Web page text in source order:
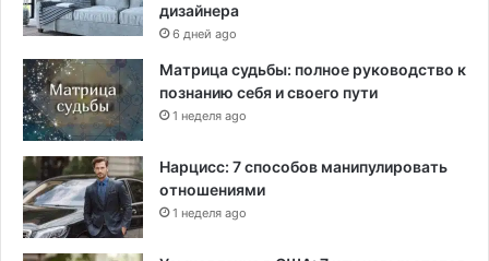
дизайнера
6 дней ago
Матрица судьбы: полное руководство к
познанию себя и своего пути
1 неделя ago
Нарцисс: 7 способов манипулировать
отношениями
1 неделя ago